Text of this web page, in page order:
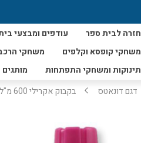
חזרה לבית ספר עודפים ומבצעי
משחקי קופסא וקלפים
משחקי
תינוקות ומשחקי התפתחות
מותגים
דגם דונאטס בקבוק אקרילי 600 מ"ל כוס שתיה/ דונאטס